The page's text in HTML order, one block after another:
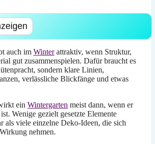
auch im Winterattraktiv, wenn Struktur,
gut zusammenspielen. Dafür braucht es
sondern klare Linien,
verlässliche Blickfänge und etwas
ein Wintergarten meist dann, wenn er
Wenige gezielt gesetzte Elemente
als viele einzelne Deko-Ideen, die sich
nehmen.